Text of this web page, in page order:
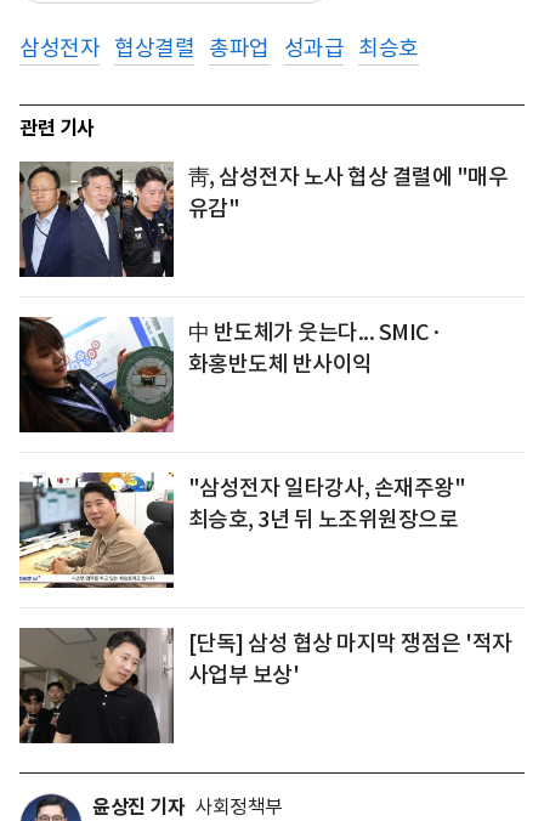
삼성전자 협상결렬 총파업 성과급 최승호
관련 기사
靑, 삼성전자 노사 협상 결렬에 "매우
유감"
中 반도체가 웃는다... SMIC·
화홍반도체 반사이익
"삼성전자 일타강사, 손재주왕"
최승호, 3년 뒤 노조위원장으로
[단독] 삼성 협상 마지막 쟁점은 '적자
사업부 보상'
윤상진 기자 사회정책부